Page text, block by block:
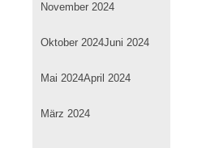
November 2024
Oktober 2024Juni 2024
Mai 2024April 2024
März 2024